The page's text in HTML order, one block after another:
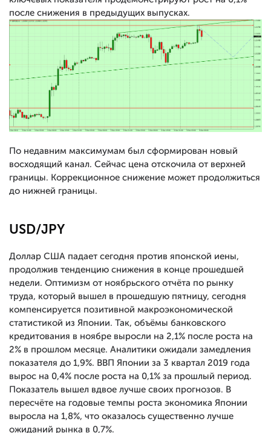
после снижения в предыдущих выпусках.
По недавним максимумам был сформирован новый
восходящий канал. Сейчас цена отскочила от верхней
границы. Коррекционное снижение может продолжиться
до нижней границы.
USD/JPY
Доллар США падает сегодня против японской иены,
продолжив тенденцию снижения в конце прошедшей
недели. Оптимизм от ноябрьского отчёта по рынку
труда, который вышел в прошедшую пятницу, сегодня
компенсируется позитивной макроэкономической
статистикой из Японии. Так, объёмы банковского
кредитования в ноябре выросли на 2,1% после роста на
2% в прошлом месяце. Аналитики ожидали замедления
показателя до 1,9%. ВВП Японии за 3 квартал 2019 года
вырос на 0,4% после роста на 0,1% за прошлый период.
Показатель вышел вдвое лучше своих прогнозов. В
пересчёте на годовые темпы роста экономика Японии
выросла на 1,8%, что оказалось существенно лучше
ожиданий рынка в 0,7%.